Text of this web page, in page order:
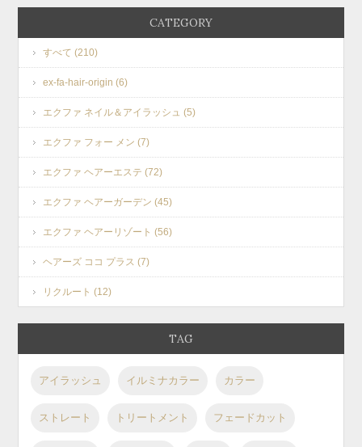
CATEGORY
すべて (210)
ex-fa-hair-origin (6)
エクファ ネイル＆アイラッシュ (5)
エクファ フォー メン (7)
エクファ ヘアーエステ (72)
エクファ ヘアーガーデン (45)
エクファ ヘアーリゾート (56)
ヘアーズ ココ プラス (7)
リクルート (12)
TAG
アイラッシュ イルミナカラー カラー
ストレート トリートメント フェードカット